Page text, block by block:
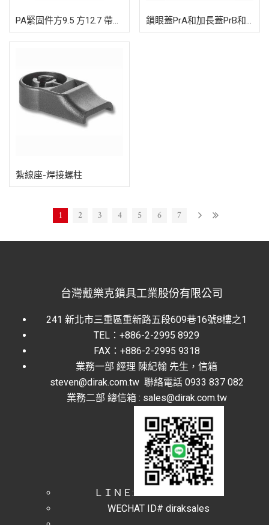
PA緊固件方9.5 方12.7 帶快速安 鎖眼蓋PrA和加長蓋PrB和PrC 帶快
紮線座-焊接螺柱
1 2 3 4 5 6 7
台灣戴樂克鎖具工業股份有限公司
241 新北市三重區重新路五段609巷16號8樓之1
TEL：+886-2-2995 8929
FAX：+886-2-2995 9318
業務一部 經理 陳紀翰 先生，信箱
steven@dirak.com.tw 聯絡電話 0933 837 082
業務二部 總信箱 : sales@dirak.com.tw
ＬＩＮＥ:
WECHAT ID# diraksales